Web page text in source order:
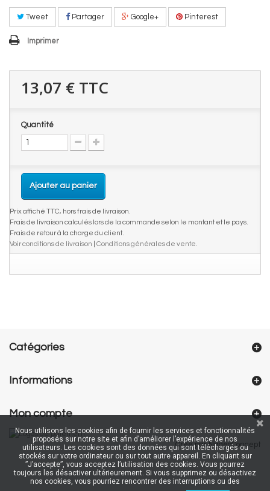
Tweet Partager Google+ Pinterest
Imprimer
13,07 € TTC
Quantité
Ajouter au panier
Prix affiché TTC, hors frais de livraison.
Frais de livraison calculés lors de la commande selon le montant et le pays.
Frais de retour à la charge du client.
Voir conditions de livraison
Conditions générales de vente
Catégories
Informations
Mon compte
Créé par NageoConcept
Nous utilisons les cookies afin de fournir les services et fonctionnalités
proposés sur notre site et afin d’améliorer l’expérience de nos
utilisateurs. Les cookies sont des données qui sont téléchargés ou
stockés sur votre ordinateur ou sur tout autre appareil. En cliquant sur
”J’accepte”, vous acceptez l’utilisation des cookies. Vous pourrez
toujours les désactiver ultérieurement. Si vous supprimez ou désactivez
nos cookies, vous pourriez rencontrer des interruptions ou des